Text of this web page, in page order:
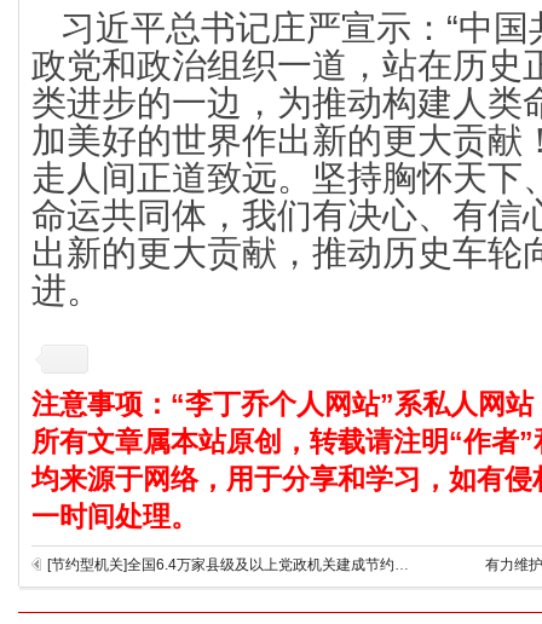
习近平总书记庄严宣示：“中
政党和政治组织一道，站在历史
类进步的一边，为推动构建人类
加美好的世界作出新的更大贡献
走人间正道致远。坚持胸怀天下
命运共同体，我们有决心、有信
出新的更大贡献，推动历史车轮
进。
注意事项：“李丁乔个人网站”系私人网
所有文章属本站原创，转载请注明“作者
均来源于网络，用于分享和学习，如有
一时间处理。
[节约型机关]全国6.4万家县级及以上党政机关建成节约型机关 有力维